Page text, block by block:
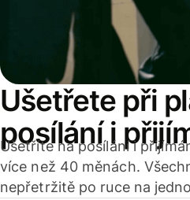
Ušetřete při
posílání i
Ušetříte na posílání i
více než 40 měnách.
nepřetržitě po ruce na